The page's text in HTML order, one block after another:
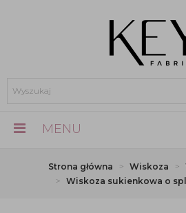
MENU
Strona główna Wiskoza
Wiskoza sukienkowa o